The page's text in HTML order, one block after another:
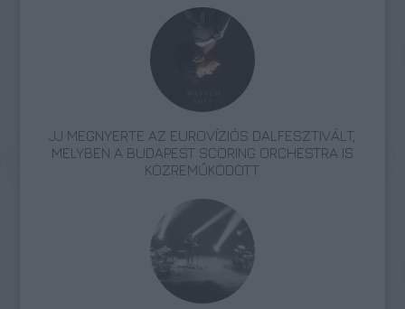
JJ MEGNYERTE AZ EUROVÍZIÓS DALFESZTIVÁLT,
MELYBEN A BUDAPEST SCORING ORCHESTRA IS
KÖZREMŰKÖDÖTT